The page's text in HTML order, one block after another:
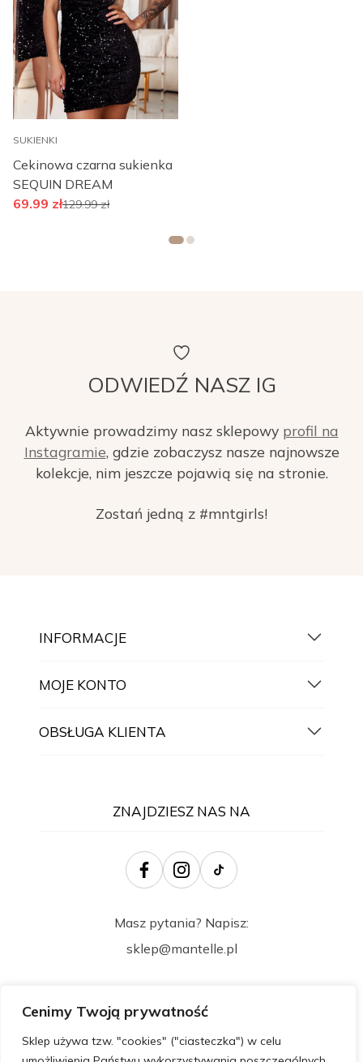
Cenimy Twoją prywatność
Sklep używa tzw. "cookies" ("ciasteczka") w celu
SUKIENKI
Cekinowa czarna sukienka
SEQUIN DREAM
69.99 zł129.99zł
ODWIEDŹ NASZ IG
Aktywnie prowadzimy nasz sklepowy profil na
Instagramie, gdzie zobaczysz nasze najnowsze
kolekcje, nim jeszcze pojawią się na stronie.
Zostań jedną z #mntgirls!
INFORMACJE
MOJE KONTO
OBSŁUGA KLIENTA
ZNAJDZIESZ NAS NA
Masz pytania? Napisz:
sklep@mantelle.pl